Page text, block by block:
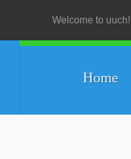
Welcome to uuch!
Home